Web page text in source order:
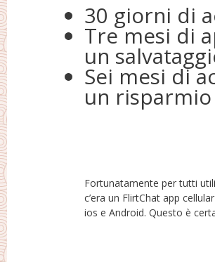
30 giorni di
Tre mesi di
un
Sei mesi di
un
Fortunatamente per tutti
c’era un FlirtChat app
ios e Android. Questo è
perché tu avere accesso a l
potresti essere. Tutte